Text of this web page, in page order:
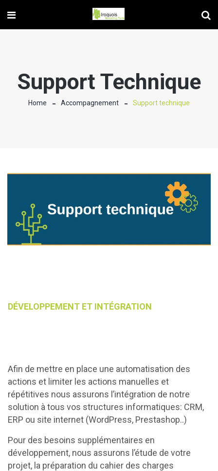
Support Technique
Home Accompagnement Support technique
DÉVELOPPEMENT ET INTÉGRATION
Afin de mettre en place une automatisation des
actions et limiter les actions manuelles et
répétitives nous assurons l’intégration de notre
solution à tous vos structures informatiques: CRM,
ERP ou site internet (WordPress, Prestashop..)
Pour des besoins supplémentaires en
développement, nous assurons l’étude de votre
projet, la préparation du cahier des charges